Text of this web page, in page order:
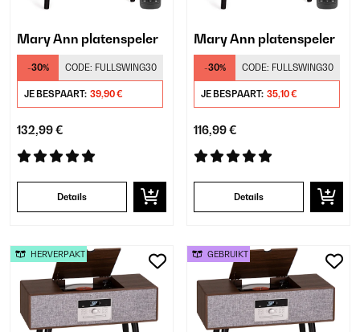
Mary Ann platenspeler
-30% CODE: FULLSWING30
JE BESPAART: 39,90 €
132,99 €
Details
Mary Ann platenspeler
-30% CODE: FULLSWING30
JE BESPAART: 35,10 €
116,99 €
Details
HERVERPAKT GEBRUIKT